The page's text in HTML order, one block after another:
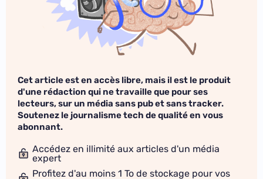
Cet article est en accès libre, mais il est le produit
d'une rédaction qui ne travaille que pour ses
lecteurs, sur un média sans pub et sans tracker.
Soutenez le journalisme tech de qualité en vous
abonnant.
Accédez en illimité aux articles d'un média
expert
Profitez d'au moins 1 To de stockage pour vos